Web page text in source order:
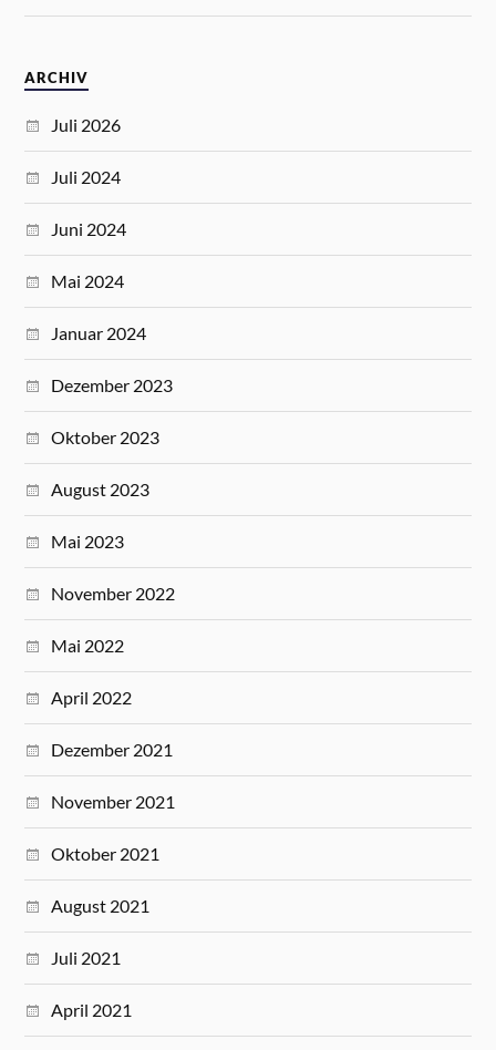
ARCHIV
Juli 2026
Juli 2024
Juni 2024
Mai 2024
Januar 2024
Dezember 2023
Oktober 2023
August 2023
Mai 2023
November 2022
Mai 2022
April 2022
Dezember 2021
November 2021
Oktober 2021
August 2021
Juli 2021
April 2021